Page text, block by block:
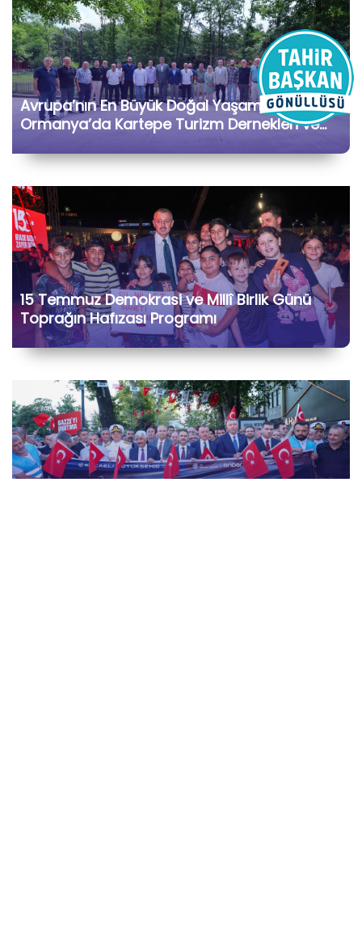
Avrupa’nın En Büyük Doğal Yaşam Parkı
Ormanya’da Kartepe Turizm Dernekleri ve
Bölge İşletmecileriyle Bir Araya Geldik
15 Temmuz Demokrasi ve Millî Birlik Günü
Toprağın Hafızası Programı